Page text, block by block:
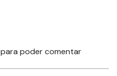
para poder comentar